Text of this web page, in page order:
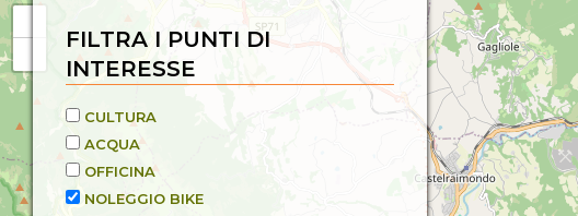
FILTRA I PUNTI DI
INTERESSE
CULTURA
ACQUA
OFFICINA
NOLEGGIO BIKE